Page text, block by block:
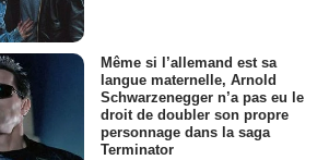
Même si l’allemand est sa
langue maternelle, Arnold
Schwarzenegger n’a pas eu le
droit de doubler son propre
personnage dans la saga
Terminator